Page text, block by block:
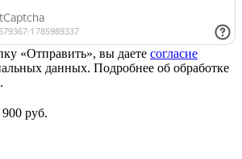
«Отправить», вы даете согласие
данных. Подробнее об обработке
.
руб.